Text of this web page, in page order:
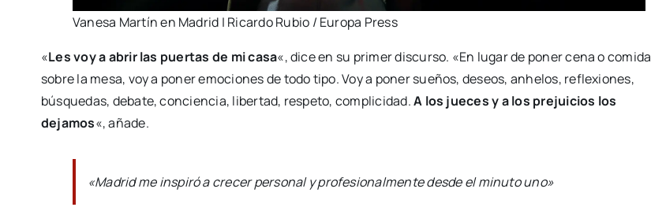
Vanesa Martín en Madrid | Ricardo Rubio / Europa Press
«Les voy a abrir las puertas de mi casa«, dice en su primer discurso. «En lugar de poner cena o comida
sobre la mesa, voy a poner emociones de todo tipo. Voy a poner sueños, deseos, anhelos, reflexiones,
búsquedas, debate, conciencia, libertad, respeto, complicidad.A los jueces y a los prejuicios los
dejamos«, añade.
«Madrid me inspiró a crecer personal y profesionalmente desde el minuto uno»